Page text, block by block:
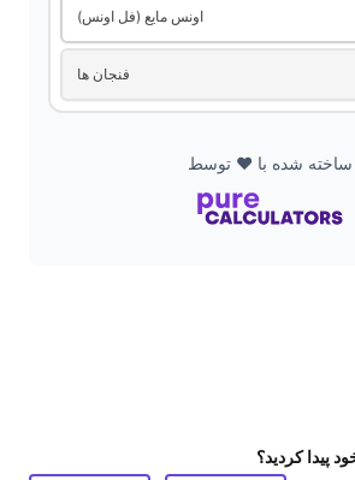
e
o
اونس مایع (فل اونس)
فنجان ها
ساخته شده با ❤️ توسط
پیدا کردید؟